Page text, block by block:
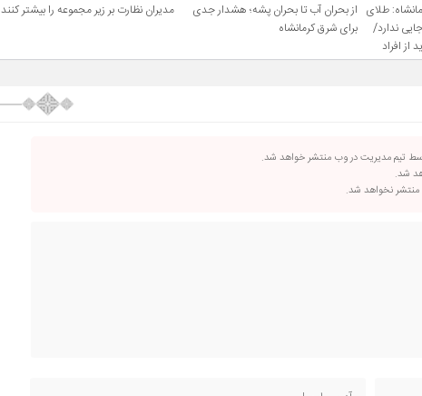
طلای
ندارد/
از افراد
از بحران آب تا بحران پشه؛ هشدار جدی
برای شرق کرمانشاه
مدیران نظارت بر زیر مجموعه را بیشتر کنند
تیم مدیریت در وب منتشر خواهد شد.
شد.
منتشر نخواهد شد.